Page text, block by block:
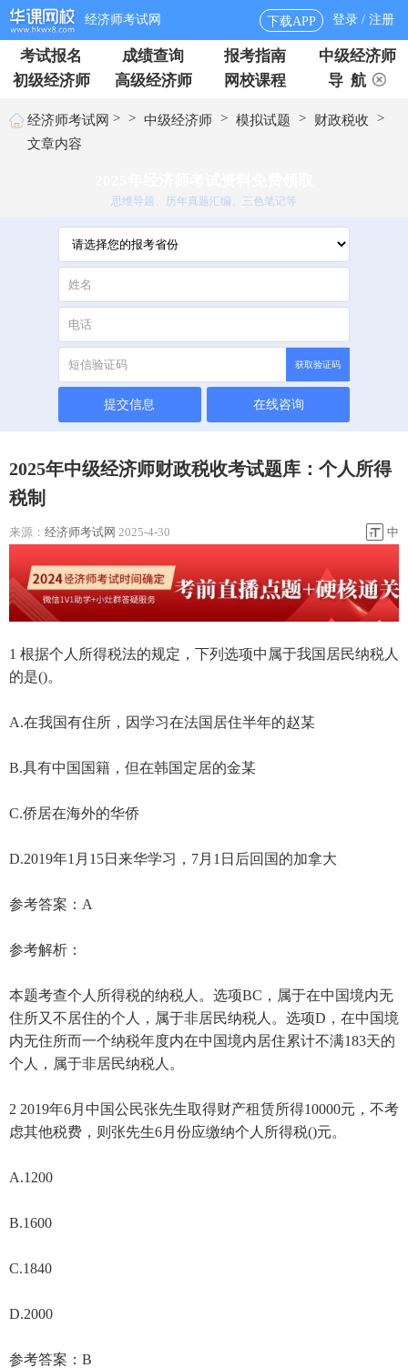
经济师考试网 下载APP 登录 / 注册
考试报名 成绩查询 报考指南
中级经济师
初级经济师
高级经济师 网校课程 导 航
经济师考试网 > > 中级经济师 > 模拟试题 > 财政税收
>
文章内容
思维导题、历年真题汇编、三色笔记等
获取验证码
提交信息 在线咨询
2025年中级经济师财政税收考试题库：个人所得
税制
来源： 经济师考试网 2025-4-30 中
1 根据个人所得税法的规定，下列选项中属于我国居民纳税人
的是()。
A.在我国有住所，因学习在法国居住半年的赵某
B.具有中国国籍，但在韩国定居的金某
C.侨居在海外的华侨
D.2019年1月15日来华学习，7月1日后回国的加拿大
参考答案：A
参考解析：
本题考查个人所得税的纳税人。选项BC，属于在中国境内无
住所又不居住的个人，属于非居民纳税人。选项D，在中国境
内无住所而一个纳税年度内在中国境内居住累计不满183天的
个人，属于非居民纳税人。
2 2019年6月中国公民张先生取得财产租赁所得10000元，不考
虑其他税费，则张先生6月份应缴纳个人所得税()元。
A.1200
B.1600
C.1840
D.2000
参考答案：B